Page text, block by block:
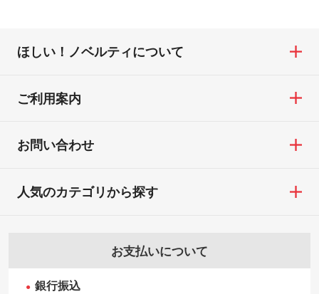
ほしい！ノベルティについて
ご利用案内
お問い合わせ
お支払いについて
銀行振込
人気のカテゴリから探す